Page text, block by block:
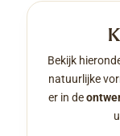
Bekijk
natuurlijke
er in de